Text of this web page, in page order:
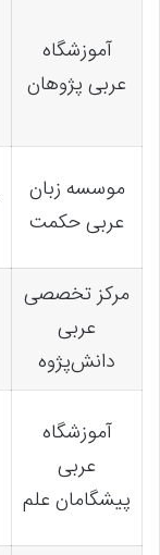
آموزشگاه
عربی پژوهان
موسسه زبان
عربی حکمت
مرکز تخصصی
عربی
دانش‌پژوه
آموزشگاه
عربی
پیشگامان علم